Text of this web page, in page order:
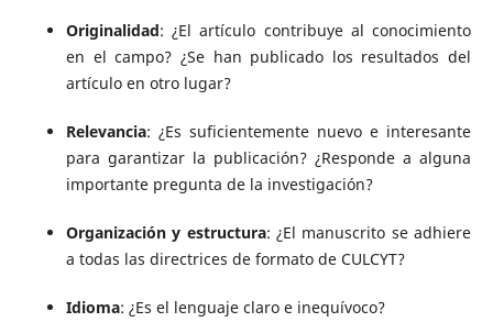
Originalidad: ¿El artículo contribuye al conocimiento
en el campo? ¿Se han publicado los resultados del
artículo en otro lugar?
Relevancia: ¿Es suficientemente nuevo e interesante
para garantizar la publicación? ¿Responde a alguna
importante pregunta de la investigación?
Organización y estructura: ¿El manuscrito se adhiere
a todas las directrices de formato de CULCYT?
Idioma: ¿Es el lenguaje claro e inequívoco?